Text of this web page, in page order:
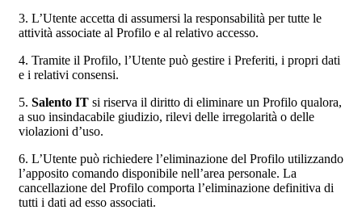
3. L’Utente accetta di assumersi la responsabilità per tutte le
attività associate al Profilo e al relativo accesso.
4. Tramite il Profilo, l’Utente può gestire i Preferiti, i propri dati
e i relativi consensi.
5. Salento IT si riserva il diritto di eliminare un Profilo qualora,
a suo insindacabile giudizio, rilevi delle irregolarità o delle
violazioni d’uso.
6. L’Utente può richiedere l’eliminazione del Profilo utilizzando
l’apposito comando disponibile nell’area personale. La
cancellazione del Profilo comporta l’eliminazione definitiva di
tutti i dati ad esso associati.